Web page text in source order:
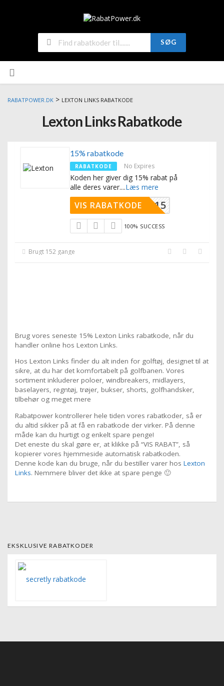
SØG
RABATPOWER.DK > LEXTON LINKS RABATKODE
Lexton Links Rabatkode
15% rabatkode
RABATKODE No Expires
Koden her giver dig 15% rabat på
alle deres varer....Læs mere
GRABAT15
VIS RABATKODE
100% SUCCESS
Brugt 152 gange
Brug vores seneste 15% Lexton Links rabatkode, når du
handler online hos Lexton Links.
Hos Lexton Links finder du alt inden for golftøj, designet til at
sikre, at du har det komfortabelt på golfbanen. Vores
sortiment inkluderer poloer, windbreakers, midlayers,
baselayers, regntøj, trøjer, bukser, shorts, golfhandsker,
tilbehør og meget mere
Rabatpower kontrollerer hele tiden vores rabatkoder, så er
du altid sikker på at få en rabatkode der virker. På denne
måde kan du hurtigt og enkelt spare penge!
Det eneste du skal gøre er, at klikke på “VIS RABAT”, så
kopierer vores hjemmeside automatisk rabatkoden.
Denne kode kan du bruge, når du bestiller varer hos Lexton
Links. Nemmere bliver det ikke at spare penge 🙂
EKSKLUSIVE RABATKODER